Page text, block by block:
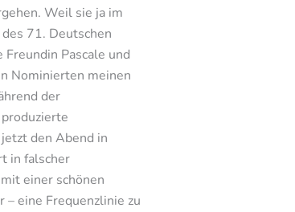
Weil sie ja im
71. Deutschen
Pascale und
Nominierten meinen
der
den Abend in
in falscher
einer schönen
– eine Frequenzlinie zu